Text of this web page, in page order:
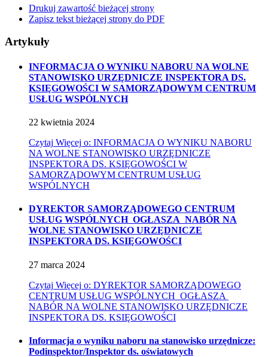
Drukuj zawartość bieżącej strony
Zapisz tekst bieżącej strony do PDF
Artykuły
INFORMACJA O WYNIKU NABORU NA WOLNE
STANOWISKO URZĘDNICZE INSPEKTORA DS.
KSIĘGOWOŚCI W SAMORZĄDOWYM CENTRUM
USŁUG WSPÓLNYCH
22 kwietnia 2024
Czytaj Więcej o: INFORMACJA O WYNIKU NABORU
NA WOLNE STANOWISKO URZĘDNICZE
INSPEKTORA DS. KSIĘGOWOŚCI W
SAMORZĄDOWYM CENTRUM USŁUG
WSPÓLNYCH
DYREKTOR SAMORZĄDOWEGO CENTRUM
USŁUG WSPÓLNYCH OGŁASZA NABÓR NA
WOLNE STANOWISKO URZĘDNICZE
INSPEKTORA DS. KSIĘGOWOŚCI
27 marca 2024
Czytaj Więcej o: DYREKTOR SAMORZĄDOWEGO
CENTRUM USŁUG WSPÓLNYCH OGŁASZA
NABÓR NA WOLNE STANOWISKO URZĘDNICZE
INSPEKTORA DS. KSIĘGOWOŚCI
Informacja o wyniku naboru na stanowisko urzędnicze:
Podinspektor/Inspektor ds. oświatowych